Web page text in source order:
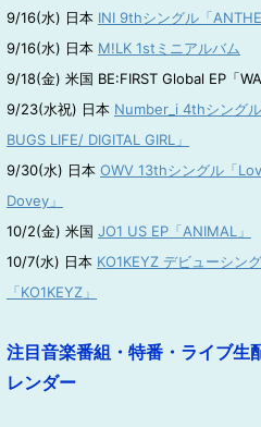
9/16(水) 日本 INI 9thシングル「
9/16(水) 日本 M!LK 1stミニアルバム
9/18(金) 米国 BE:FIRST Global EP「
9/23(水祝) 日本 Number_i 4thシング
BUGS LIFE/ DIGITAL GIRL」
9/30(水) 日本 OWV 13thシングル「
Dovey」
10/2(金) 米国 JO1 US EP「ANIMAL」
10/7(水) 日本 KO1KEYZ デビューシン
「KO1KEYZ」
注目音楽番組・特番・ライブ生
レンダー